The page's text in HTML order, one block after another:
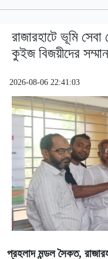
রাজারহাটে ভূমি
কুইজ বিজয়ীদের
2026-08-06 22:41:03
প্রহলাদ মন্ডল সৈকত,